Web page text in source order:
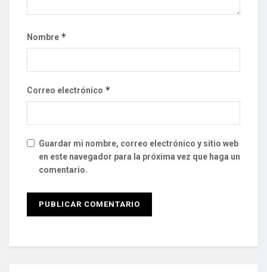
Nombre *
Correo electrónico *
Guardar mi nombre, correo electrónico y sitio web
en este navegador para la próxima vez que haga un
comentario.